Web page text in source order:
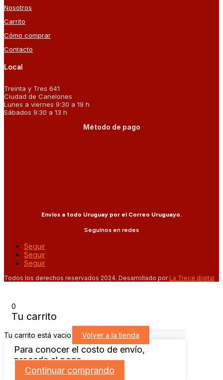
Nosotros
Carrito
Cómo comprar
Contacto
Local
Treinta y Tres 641
Ciudad de Canelones
Lunes a viernes 9:30 a 19 h
Sábados 9:30 a 13 h
Método de pago
Envíos a todo Uruguay por el Correo Uruguayo.
Seguínos en redes
Seguir
Seguir
Seguir
Todos los derechos reservados 2024. Desarrollado por La Trece digital
0
Tu carrito
Tu carrito está vacio Volver a la tienda
Para conocer el costo de envío,
proceda al pago.
Continuar comprando